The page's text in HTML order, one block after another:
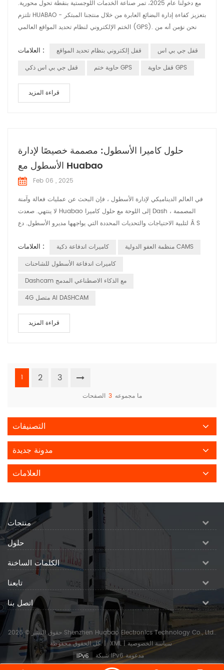
مع دخولنا عام 2025، تمر صناعة الخدمات اللوجستية بنقطة تحول محورية.
تلتزم HUABAO بتعزيز كفاءة إدارة البضائع العابرة من خلال منتجنا المبتكر -
الختم الإلكتروني لنظام تحديد المواقع العالمي (GPS). نحن نؤمن أنه من
وبالتالي تقديم قيمة أكبر لعملائنا. الختم الإلكتروني لنظام تحديد المواقع
العالمي (GPS): شريك جديد في الخدمات اللوجستية الذكي...
العلامات : قفل إلكتروني بنظام تحديد المواقع
قفل جي بي اس
قفل جي بي اس ذكي
حاوية ختم GPS قفل حاوية GPS
قراءة المزيد
حلول كاميرا الأسطول: مصممة خصيصًا لإدارة
الأسطول مع Huabao
Feb 06 , 2025
في العالم الديناميكي لإدارة الأسطول ، فإن البحث عن عمليات فعالة وآمنة
لا ينتهي. صعدت Huabao إلى اللوحة مع حلول كاميرا Dash ، المصممة
لتلبية الاحتياجات والتحديات المحددة التي يواجهها مديرو الأسطول. دع Â S
إدارة الأسطول مُكلفوا مديري الأسطول بالإشراف على العديد من المركبات ،
العلامات : كاميرات اندفاعة ذكية
منظمة العفو الدولية CAMS
كاميرات اندفاعة الأسطول للشاحنات
Dashcam مع الذكاء الاصطناعي المدمج
4G متصل AI DASHCAM
قراءة المزيد
1 2 3
ما مجموعه 3 الصفحات
التصنيفات
مدونة جديدة
العلامات
منتجات
حلول
الكلمات الساخنة
تابعنا
اتصل بنا
حقوق النشر © 2026 Shenzhen Huabao Electronics Technology Co., Ltd..
كل الحقوق محفوظة.| XML | سياسة الخصوصية
شبكة IPv6 مدعومة